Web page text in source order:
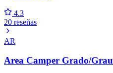
4.3
20 reseñas
AR
Area Camper Grado/Grau